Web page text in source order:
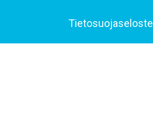
Tietosuojaseloste